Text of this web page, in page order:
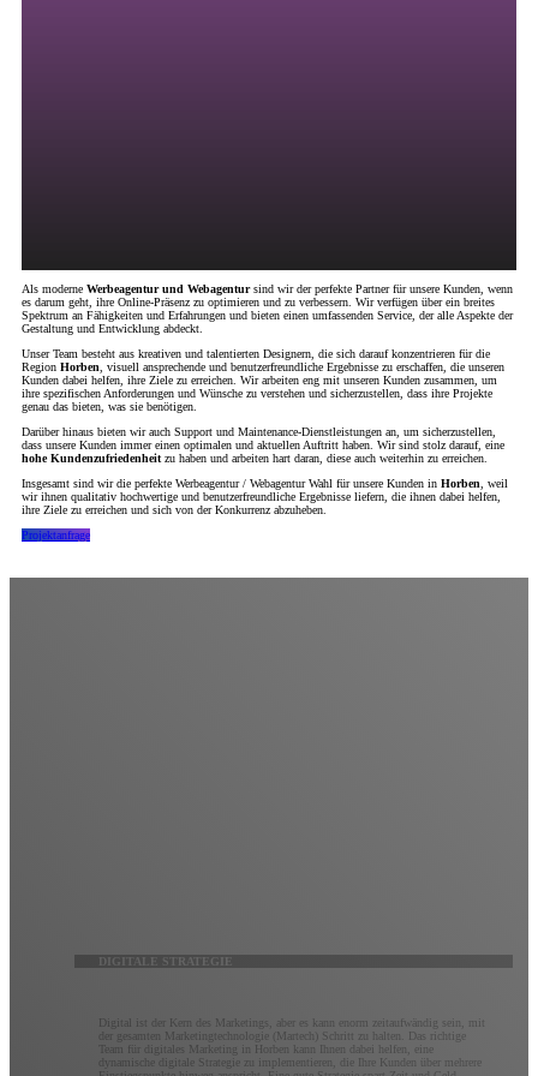
Als moderne Werbeagentur und Webagentursind wir der perfekte Partner für unsere Kunden, wenn
es darum geht, ihre Online-Präsenz zu optimieren und zu verbessern. Wir verfügen über ein breites
Spektrum an Fähigkeiten und Erfahrungen und bieten einen umfassenden Service, der alle Aspekte der
Gestaltung und Entwicklung abdeckt.
Unser Team besteht aus kreativen und talentierten Designern, die sich darauf konzentrieren für die
Region Horben , visuell ansprechende und benutzerfreundliche Ergebnisse zu erschaffen, die unseren
Kunden dabei helfen, ihre Ziele zu erreichen. Wir arbeiten eng mit unseren Kunden zusammen, um
ihre spezifischen Anforderungen und Wünsche zu verstehen und sicherzustellen, dass ihre Projekte
genau das bieten, was sie benötigen.
Darüber hinaus bieten wir auch Support und Maintenance-Dienstleistungen an, um sicherzustellen,
dass unsere Kunden immer einen optimalen und aktuellen Auftritt haben. Wir sind stolz darauf, eine
hohe Kundenzufriedenheit zu haben und arbeiten hart daran, diese auch weiterhin zu erreichen.
Insgesamt sind wir die perfekte Werbeagentur / Webagentur Wahl für unsere Kunden in Horben , weil
wir ihnen qualitativ hochwertige und benutzerfreundliche Ergebnisse liefern, die ihnen dabei helfen,
ihre Ziele zu erreichen und sich von der Konkurrenz abzuheben.
Projektanfrage
DIGITALE STRATEGIE
Digital ist der Kern des Marketings, aber es kann enorm zeitaufwändig sein, mit
der gesamten Marketingtechnologie (Martech) Schritt zu halten. Das richtige
Team für digitales Marketing in Horben kann Ihnen dabei helfen, eine
dynamische digitale Strategie zu implementieren, die Ihre Kunden über mehrere